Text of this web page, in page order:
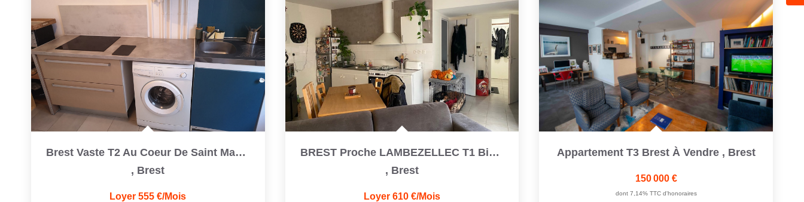
Brest Vaste T2 Au Coeur De Saint Martin Au 2ème Et Dernier...
, Brest
Loyer 555 €/mois
BREST Proche LAMBEZELLEC T1 Bis Avec Cour Privative
, Brest
Loyer 610 €/mois
Appartement T3 Brest À Vendre , Brest
150 000 €
dont 7,14% TTC d'honoraires